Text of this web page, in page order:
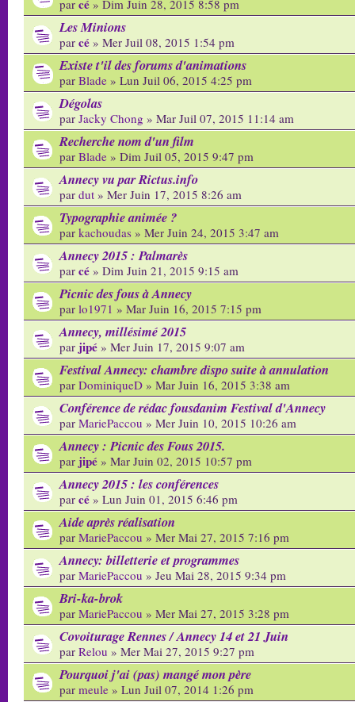
par cé » Dim Juin 28, 2015 8:58 pm
Les Minions
par cé » Mer Juil 08, 2015 1:54 pm
Existe t'il des forums d'animations
par Blade » Lun Juil 06, 2015 4:25 pm
Dégolas
par Jacky Chong » Mar Juil 07, 2015 11:14 am
Recherche nom d'un film
par Blade » Dim Juil 05, 2015 9:47 pm
Annecy vu par Rictus.info
par dut » Mer Juin 17, 2015 8:26 am
Typographie animée ?
par kachoudas » Mer Juin 24, 2015 3:47 am
Annecy 2015 : Palmarès
par cé » Dim Juin 21, 2015 9:15 am
Picnic des fous à Annecy
par lo1971 » Mar Juin 16, 2015 7:15 pm
Annecy, millésimé 2015
par jipé » Mer Juin 17, 2015 9:07 am
Festival Annecy: chambre dispo suite à annulation
par DominiqueD » Mar Juin 16, 2015 3:38 am
Conférence de rédac fousdanim Festival d'Annecy
par MariePaccou » Mer Juin 10, 2015 10:26 am
Annecy : Picnic des Fous 2015.
par jipé » Mar Juin 02, 2015 10:57 pm
Annecy 2015 : les conférences
par cé » Lun Juin 01, 2015 6:46 pm
Aide après réalisation
par MariePaccou » Mer Mai 27, 2015 7:16 pm
Annecy: billetterie et programmes
par MariePaccou » Jeu Mai 28, 2015 9:34 pm
Bri-ka-brok
par MariePaccou » Mer Mai 27, 2015 3:28 pm
Covoiturage Rennes / Annecy 14 et 21 Juin
par Relou » Mer Mai 27, 2015 9:27 pm
Pourquoi j'ai (pas) mangé mon père
par meule » Lun Juil 07, 2014 1:26 pm